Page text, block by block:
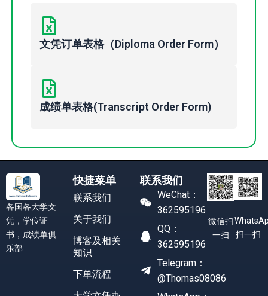
文凭订单表格（Diploma Order Form）
成绩单表格(Transcript Order Form)
各国各大学文
凭，学位证
书，成绩单俱
乐部
快捷菜单
联系我们
关于我们
博客及相关
知识
下单流程
联系我们
WeChat：
362595196
QQ：
362595196
Telegram：
@Thomas08086
微信扫
一扫
扫一扫